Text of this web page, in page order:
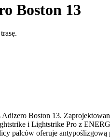
Boston 13
Boston 13.
i Lightstrike Pro z
palców oferuje antypoślizgową